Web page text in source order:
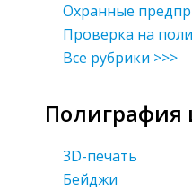
Охранные
Проверка на
Все рубрики >>>
Полиграфия
3D-печать
Бейджи